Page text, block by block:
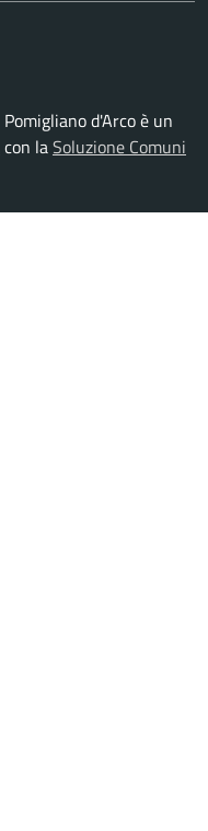
d'Arco è un
con laSoluzione Comuni